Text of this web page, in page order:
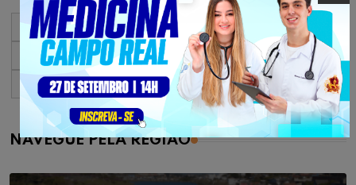
« Primeiro « ... 10 20 30
2.699
2.700
2.701 2.702 2.703 ...
2.710
2.720
2.730 ... » Último »
NAVEGUE PELA REGIÃO